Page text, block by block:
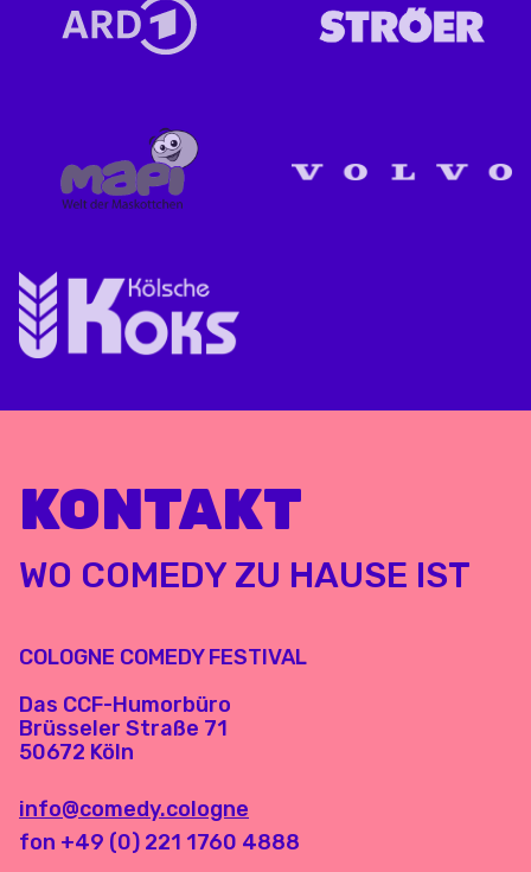
KONTAKT
WO COMEDY ZU HAUSE IST
COLOGNE COMEDY FESTIVAL
Das CCF-Humorbüro
Brüsseler Straße 71
50672 Köln
info@comedy.cologne
fon +49 (0) 221 1760 4888